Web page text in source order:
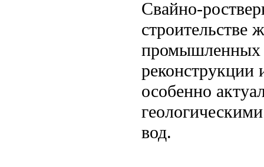
Свайно-
строительстве
промышленных
особенно
вод.